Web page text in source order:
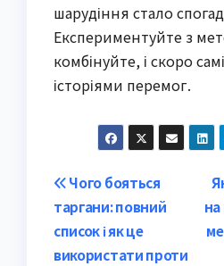
шарудіння стало
Експериментуйте з
комбінуйте, і скоро
історіями перемог.
Post
navigation
на
Чого бояться
таргани: повний
список і як це
використати проти